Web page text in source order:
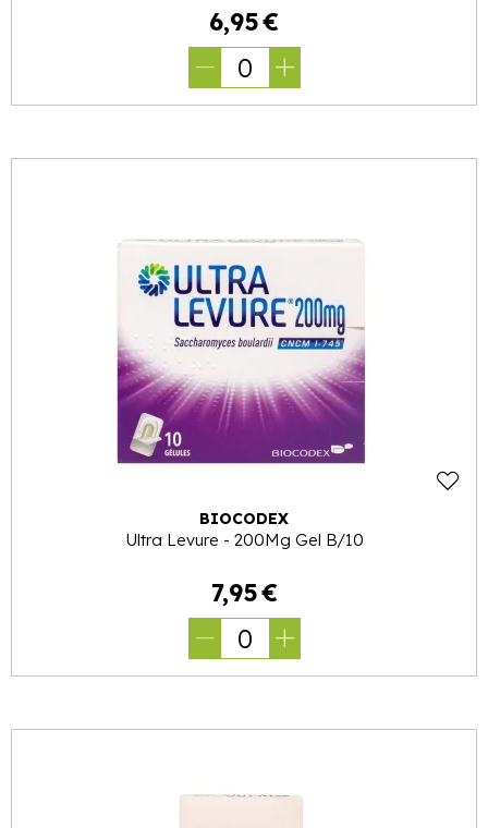
6,95€
0
BIOCODEX
Ultra Levure - 200Mg Gel B/10
7,95€
0